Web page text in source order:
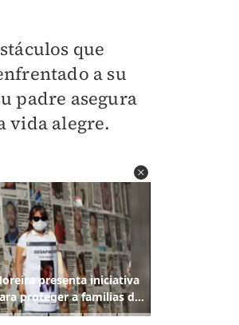
que
a su
padre asegura
vida alegre.